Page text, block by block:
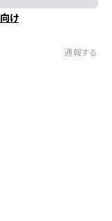
け
通報する